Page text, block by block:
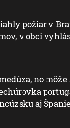
požiar v
v obci
no
aj